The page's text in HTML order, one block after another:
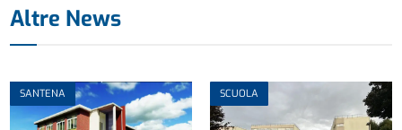
Altre News
SANTENA SCUOLA